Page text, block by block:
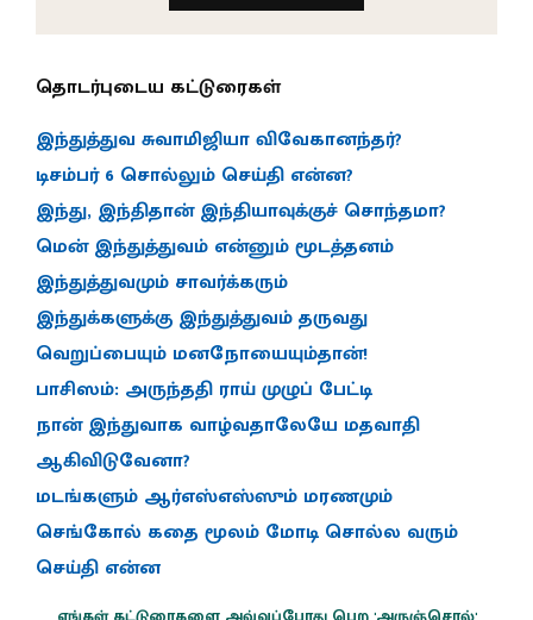
தொடர்புடைய கட்டுரைகள்
இந்துத்துவ சுவாமிஜியா விவேகானந்தர்?
டிசம்பர் 6 சொல்லும் செய்தி என்ன?
இந்து, இந்திதான் இந்தியாவுக்குச் சொந்தமா?
மென் இந்துத்துவம் என்னும் மூடத்தனம்
இந்துத்துவமும் சாவர்க்கரும்
இந்துக்களுக்கு இந்துத்துவம் தருவது
வெறுப்பையும் மனநோயையும்தான்!
பாசிஸம்: அருந்ததி ராய் முழுப் பேட்டி
நான் இந்துவாக வாழ்வதாலேயே மதவாதி
ஆகிவிடுவேனா?
மடங்களும் ஆர்எஸ்எஸ்ஸும் மரணமும்
செங்கோல் கதை மூலம் மோடி சொல்ல வரும்
செய்தி என்ன